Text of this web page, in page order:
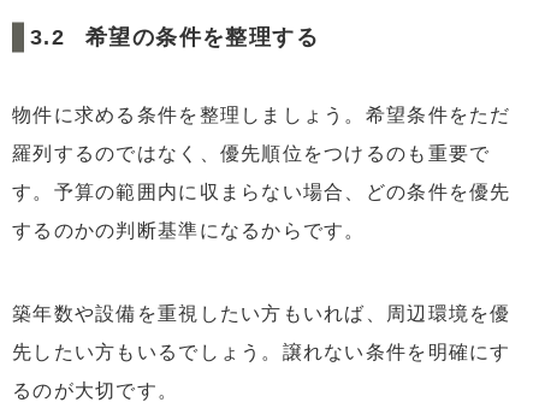
希望の条件を整理する
物件に求める条件を整理しましょう。希望条件をただ
羅列するのではなく、優先順位をつけるのも重要で
す。予算の範囲内に収まらない場合、どの条件を優先
するのかの判断基準になるからです。
築年数や設備を重視したい方もいれば、周辺環境を優
先したい方もいるでしょう。譲れない条件を明確にす
るのが大切です。